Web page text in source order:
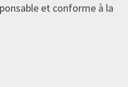
et conforme à la